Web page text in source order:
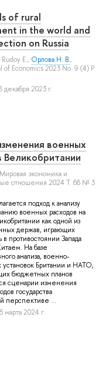
of rural
in the world and
on Russia
Rudoy E., Орлова Н. В.,
of Economics 2023 No. 9 (4) P.
2023 г.
военных
Великобритании
экономика и
отношения 2024 Т. 68 № 3
подход к анализу
военных расходов на
как одной из
держав, играющих
в противостоянии Запада
На базе
анализа, военно-
установок Британии и НАТО,
бюджетных планов
сценарии изменения
государства
перспективе ...
марта 2024 г.